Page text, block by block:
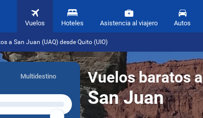
Vuelos Hoteles Asistencia al viajero Autos
a San Juan (UAQ) desde Quito (UIO)
Vuelos baratos a
San Juan
Multidestino